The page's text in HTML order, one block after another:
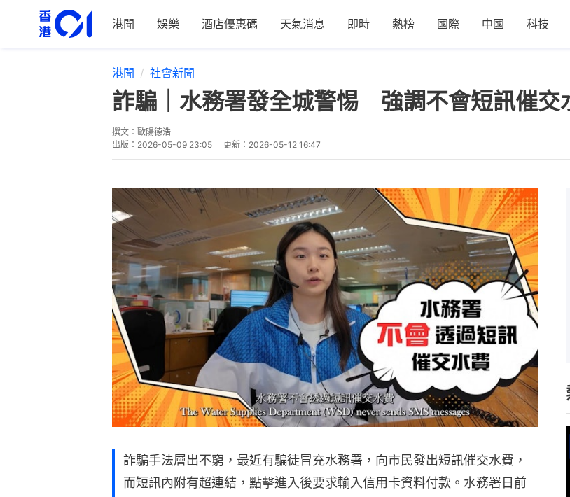
港聞 娛樂 酒店優惠碼 天氣消息 即時 熱榜 國際 中國 科技
港聞 社會新聞
詐騙｜水務署發全城警惕 強調不會短訊催
撰文： 歐陽德浩
出版： 2026-05-09 23:05 更新： 2026-05-12 16:47
詐騙手法層出不窮，最近有騙徒冒充水務署，向市民發出短訊催交水費，
而短訊內附有超連結，點擊進入後要求輸入信用卡資料付款。水務署日前